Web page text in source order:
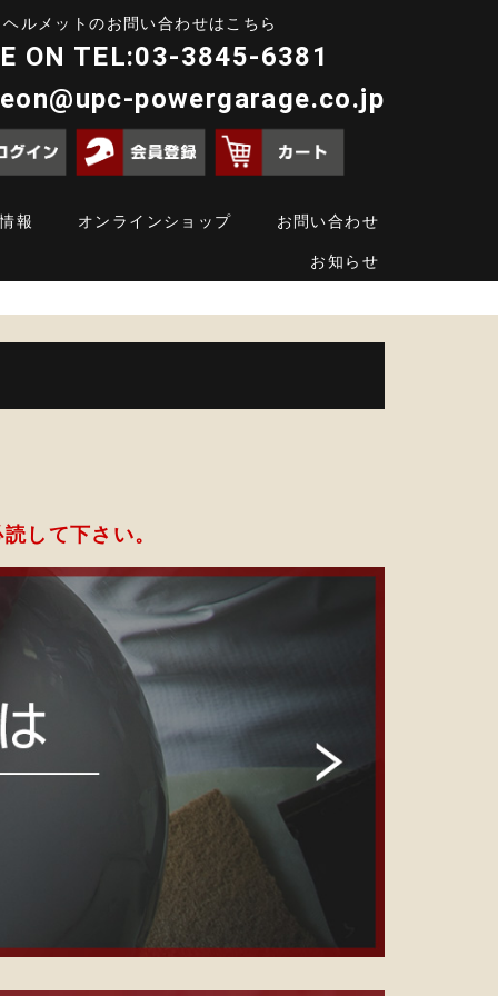
ヘルメットのお問い合わせはこちら
ON TEL:03-3845-6381
powergarage.co.jp
報 オンラインショップ お問い合わせ
お知らせ
して下さい。